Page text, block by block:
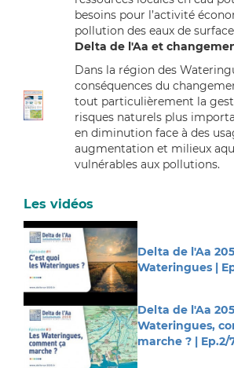
besoins pour l’activité
pollution des eaux de
Delta de l'Aa et
Dans la région des
conséquences du
tout particulièrement la
risques naturels plus
en diminution face à des
augmentation et milieux
vulnérables aux pollutions.
Les vidéos
Delta de l'Aa
Wateringues |
Delta de l'Aa
Wateringues,
marche ? | Ep.2/